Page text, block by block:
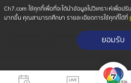
นโยบายคุ้มครองข้อมูลส่วนบุคคล (ออนไลน์)
รับเรื่องร้องเรียน
Copyright © 2026 Bangkok Broadcasting &
Ch7.com ใช้คุกกี้เพื่อที่จะได้นำข้อมูลไปวิเคราะห์เพื่อป
มากขึ้น คุณสามารถศึกษา รายละเอียดการใช้คุกกี้ได้ที่
ยอมรับ